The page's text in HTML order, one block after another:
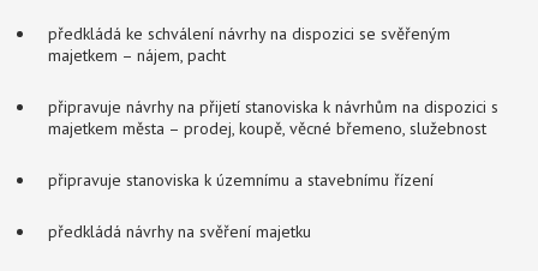
předkládá ke schválení návrhy na dispozici se svěřeným
majetkem – nájem, pacht
připravuje návrhy na přijetí stanoviska k návrhům na dispozici s
majetkem města – prodej, koupě, věcné břemeno, služebnost
připravuje stanoviska k územnímu a stavebnímu řízení
předkládá návrhy na svěření majetku